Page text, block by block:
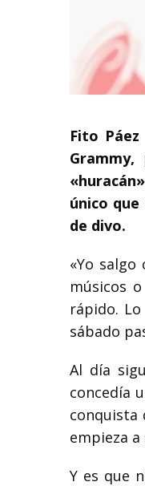
Fito
único
de divo.
«Yo
músicos
rápido.
sábado
Al día
concedía
conquista
empieza
Y es que